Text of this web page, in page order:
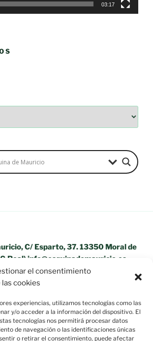
el consentimiento
las cookies
experiencias, utilizamos tecnologías como las
y/o acceder a la información del dispositivo. El
tecnologías nos permitirá procesar datos
de navegación o las identificaciones únicas
o retirar el consentimiento, puede afectar
03:17
C/ Esparto, 37. 13350 Moral de
info@esquinademauricio.es